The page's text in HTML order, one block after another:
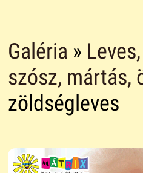
Galéria »
szósz, mártás,
zöldségleves